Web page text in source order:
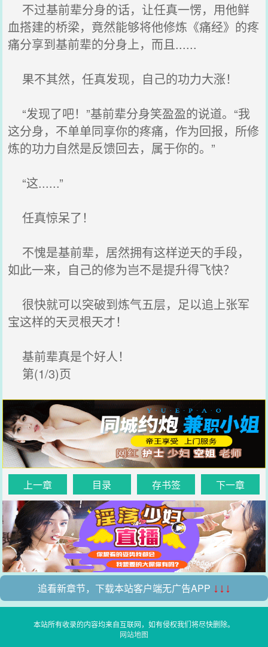
不过基前辈分身的话，让任真一愣，用他鲜
血搭建的桥梁，竟然能够将他修炼《痛经》的疼
痛分享到基前辈的分身上，而且......
果不其然，任真发现，自己的功力大涨！
“发现了吧！”基前辈分身笑盈盈的说道。“我
这分身，不单单同享你的疼痛，作为回报，所修
炼的功力自然是反馈回去，属于你的。”
“这......”
任真惊呆了！
不愧是基前辈，居然拥有这样逆天的手段，
如此一来，自己的修为岂不是提升得飞快？
很快就可以突破到炼气五层，足以追上张军
宝这样的天灵根天才！
基前辈真是个好人！
第(1/3)页
上一章 目录 存书签 下一章
追看新章节，下载本站客户端无广告APP ↓↓↓
本站所有收录的内容均来自互联网，如有侵权我们将尽快删除。
网站地图